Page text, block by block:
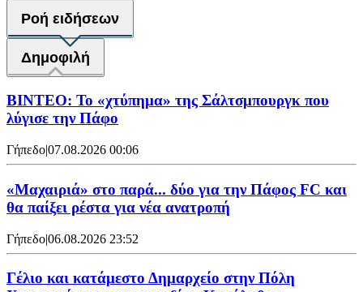
Ροή ειδήσεων
Δημοφιλή
ΒΙΝΤΕΟ: Το «χτύπημα» της Σάλτσμπουργκ που
λύγισε την Πάφο
Γήπεδο|07.08.2026 00:06
«Μαχαιριά» στο παρά... δύο για την Πάφος FC και
θα παίξει ρέστα για νέα ανατροπή
Γήπεδο|06.08.2026 23:52
Γέλιο και κατάμεστο Δημαρχείο στην Πόλη